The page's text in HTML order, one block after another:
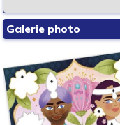
Galerie photo